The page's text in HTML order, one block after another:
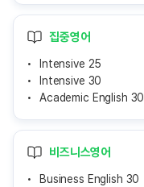
집중영어
Intensive 25
Intensive 30
Academic English 30
비즈니스영어
Business English 30